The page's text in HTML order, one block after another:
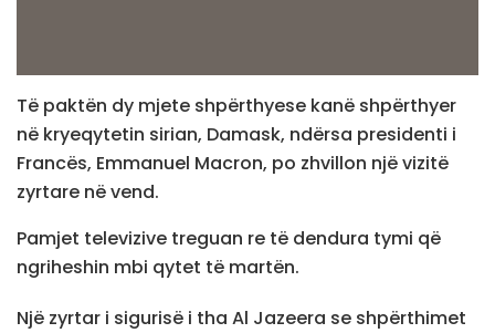
Të paktën dy mjete shpërthyese kanë shpërthyer
në kryeqytetin sirian, Damask, ndërsa presidenti i
Francës, Emmanuel Macron, po zhvillon një vizitë
zyrtare në vend.
Pamjet televizive treguan re të dendura tymi që
ngriheshin mbi qytet të martën.
Një zyrtar i sigurisë i tha Al Jazeera se shpërthimet